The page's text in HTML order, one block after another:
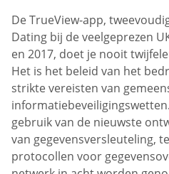
De TrueView-app,
Dating bij de veelgeprezen
en 2017, doet je nooit
Het is het beleid van het
strikte vereisten van
gebruik van de nieuwste
van gegevensversleuteling,
protocollen voor